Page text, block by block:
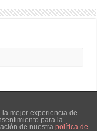
la mejor experiencia de
para la
de nuestra política de